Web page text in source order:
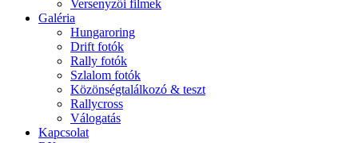
Versenyzői filmek
Galéria
Hungaroring
Drift fotók
Rally fotók
Szlalom fotók
Közönségtalálkozó & teszt
Rallycross
Válogatás
Kapcsolat